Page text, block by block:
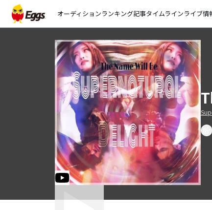
オーディションランキング記事タイムラインライブ情